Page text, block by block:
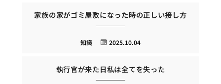
家族の家がゴミ屋敷になった時の正しい接し方
2025.10.04
知識
執行官が来た日私は全てを失った